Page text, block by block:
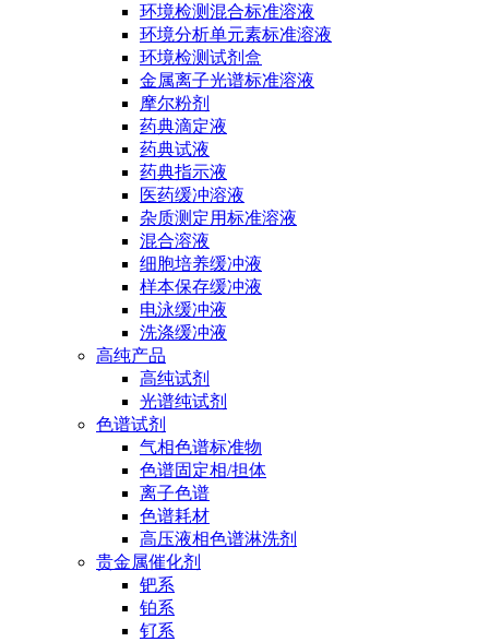
环境检测混合标准溶液
环境分析单元素标准溶液
环境检测试剂盒
金属离子光谱标准溶液
摩尔粉剂
药典滴定液
药典试液
药典指示液
医药缓冲溶液
杂质测定用标准溶液
混合溶液
细胞培养缓冲液
样本保存缓冲液
电泳缓冲液
洗涤缓冲液
高纯产品
高纯试剂
光谱纯试剂
色谱试剂
气相色谱标准物
色谱固定相/担体
离子色谱
色谱耗材
高压液相色谱淋洗剂
贵金属催化剂
钯系
铂系
钌系